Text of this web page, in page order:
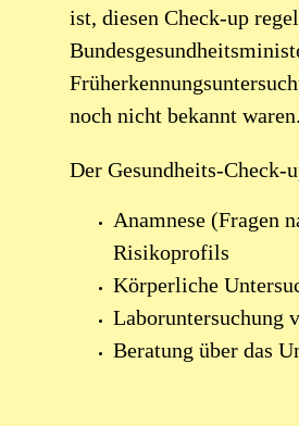
ist, diesen Check-up
noch nicht bekannt waren.
Der Gesundheits-Check-
Anamnese (Fragen
Risikoprofils
Körperliche
Laboruntersuchung
Beratung über das